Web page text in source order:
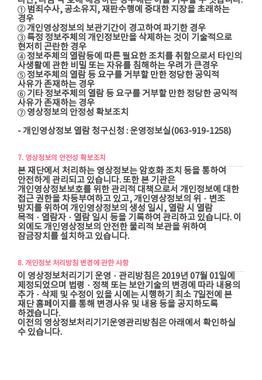
① 범죄수사, 공소유지, 재판수행에 중대한 지장을 초래하는
경우
② 개인영상정보의 보관기간이 경고하여 파기한 경우
③ 특정 정보주체의 개인정보만을 삭제하는 것이 기술적으로
현저히 곤란한 경우
④ 정보주체의 열람등에 따른 필요한 조치를 취함으로서 타인의
사생활에 관한 비밀 또는 자유를 침해하는 우려가 큰경우
⑤ 정보주체의 열람 등 요구를 거부할 만한 정당한 공익적
사유가 존재하는 경우
⑥ 기타 정보주체의 열람 등 요구를 거부할 만한 정당한 공익적
사유가 존재하는 경우
⑦ 영상정보의 안정성 확보조치
- 개인영상정보 열람 청구신청 : 운영정보실(063-919-1258)
7. 영상정보의 안전성 확보조치
본 재단에서 처리하는 영상정보는 암호화 조치 등을 통하여
안전하게 관리되고 있습니다. 또한 본 기관은
개인영상정보보호를 위한 관리적 대책으로서 개인정보에 대한
접근 권한을 차등부여하고 있고, 개인영상정보의 위ㆍ변조
방지를 위하여 개인영상정보의 생성 일시, 열람 시 열람
목적ㆍ열람자ㆍ열람 일시 등을 기록하여 관리하고 있습니다. 이
외에도 개인영상정보의 안전한 물리적 보관을 위하여
잠금장치를 설치하고 있습니다.
8. 개인정보 처리방침 변경에 관한 사항
이 영상정보처리기기 운영ㆍ관리방침은 2019년 07월 01일에
제정되었으며 법령ㆍ정책 또는 보안기술의 변경에 따라 내용의
추가ㆍ삭제 및 수정이 있을 시에는 시행하기 최소 7일전에 본
재단 홈페이지를 통해 변경사유 및 내용 등을 공지하도록
하겠습니다.
이전의 영상정보처리기기운영관리방침은 아래에서 확인하실
수 있습니다.